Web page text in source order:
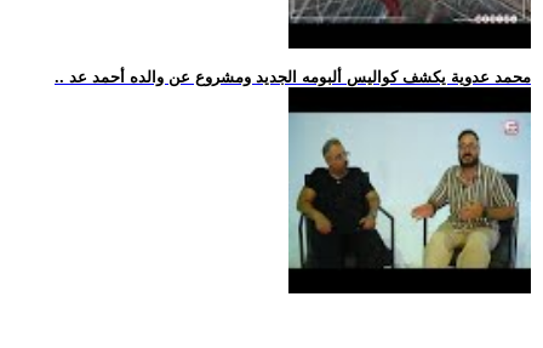
.. محمد عدوية يكشف كواليس ألبومه الجديد ومشروع عن والده أحمد عد